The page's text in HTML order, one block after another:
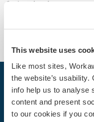
This website uses
Like most sites,
the website’s
info help us to analyse
content and present
to our cookies if you
Switzerland
Tu próxima
Únete hoy mismo a la
desbloquear